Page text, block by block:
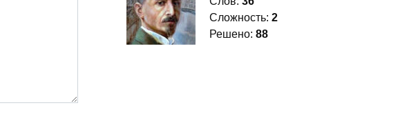
Сложность: 2
Решено: 88